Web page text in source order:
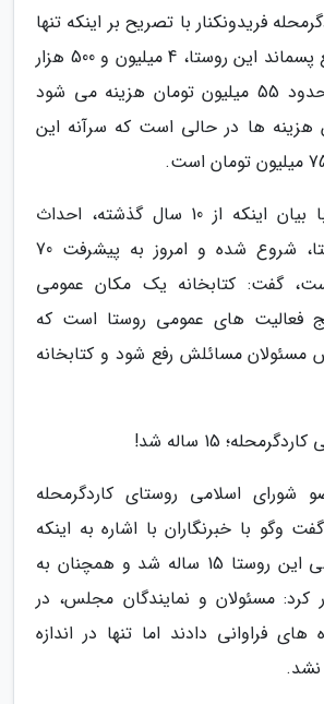
فریدونکنار با تصریح بر اینکه تنها
در هر ماه برای دفع پسماند این روستا، 4 میلیون و 500 هزار
تومان و در سال حدود 55 میلیون تومان هزینه می شود
هزینه ها در حالی است که سرآنه این
احمدی در ادامه با بیان اینکه از 10 سال گذشته، احداث
کتابخانه این روستا، شروع شده و امروز به پیشرفت 70
گفت: کتابخانه یک مکان عمومی
فعالیت های عمومی روستا است که
مسئولان مسائلش رفع شود و کتابخانه
15 ساله شد!
شورای اسلامی روستای کاردگرمحله
وگو با خبرنگاران با اشاره به اینکه
احداث سالن ورزشی این روستا 15 ساله شد و همچنان به
کرد: مسئولان و نمایندگان مجلس، در
فراوانی دادند اما تنها در اندازه
نشد.